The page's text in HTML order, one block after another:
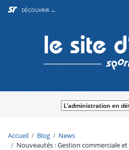
DÉCOUVRIR →
Accueil Blog
News
Nouveautés : Gestion commerciale